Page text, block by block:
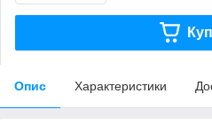
Опис Характеристики